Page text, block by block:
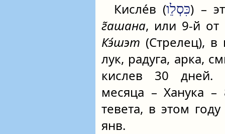
Кисле́в (כִּסְלֵו) –
г̃ашана, или 9-й от
Кэ́шэт (Стрелец),
лук, радуга, арка,
кислев 30 дней.
месяца – Ханука
тевета, в этом
янв.